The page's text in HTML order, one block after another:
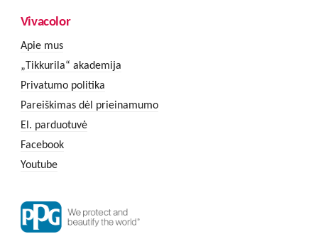
Vivacolor
Apie mus
„Tikkurila“ akademija
Privatumo politika
Pareiškimas dėl prieinamumo
El. parduotuvė
Facebook
Youtube